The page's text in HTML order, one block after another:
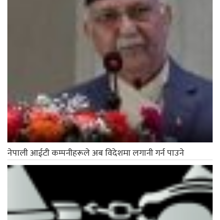
नेपाली आईटी कम्पनीहरूले अब विदेशमा लगानी गर्न पाउने